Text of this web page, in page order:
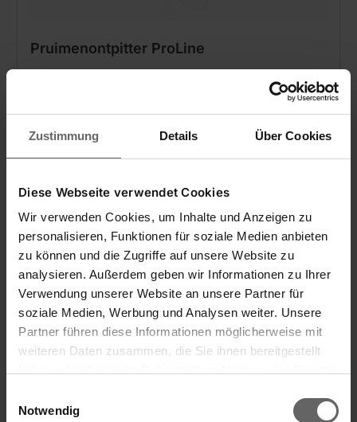
Zustimmung Details Über Cookies
Diese Webseite verwendet Cookies
Wir verwenden Cookies, um Inhalte und Anzeigen zu
personalisieren, Funktionen für soziale Medien anbieten
zu können und die Zugriffe auf unsere Website zu
analysieren. Außerdem geben wir Informationen zu Ihrer
Verwendung unserer Website an unsere Partner für
soziale Medien, Werbung und Analysen weiter. Unsere
Partner führen diese Informationen möglicherweise mit
weiteren Daten zusammen, die Sie ihnen bereitgestellt
Cookies, wenn Sie unsere Webseite weiterhin nutzen.
Notwendig
Pruimenontpitter ProLine
Pruimenontpitter